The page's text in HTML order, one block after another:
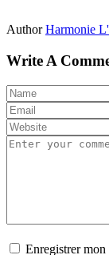
Author Harmonie
Write A
Enregistrer